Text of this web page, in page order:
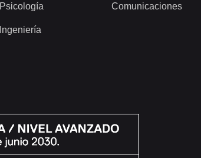
Psicología
Ingeniería
Comunicaciones